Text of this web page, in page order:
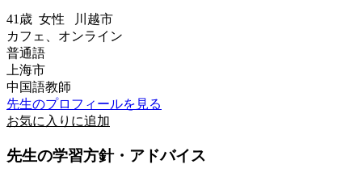
41歳 女性 川越市
カフェ、オンライン
普通語
上海市
中国語教師
先生のプロフィールを見る
お気に入りに追加
先生の学習方針・アドバイス